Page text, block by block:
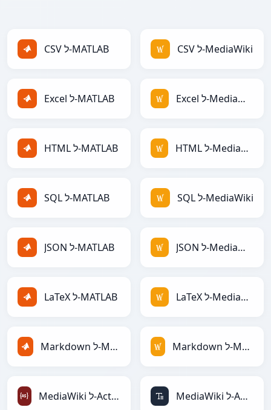
CSV ל-MATLAB CSV ל-MediaWiki
Excel ל-MATLAB Excel ל-MediaWiki
HTML ל-MATLAB HTML ל-MediaWiki
SQL ל-MATLAB SQL ל-MediaWiki
JSON ל-MATLAB JSON ל-MediaWiki
LaTeX ל-MATLAB LaTeX ל-MediaWiki
Markdown ל-MATLAB Markdown ל-MediaWiki
MediaWiki ל-ActionScript MediaWiki ל-ASCII